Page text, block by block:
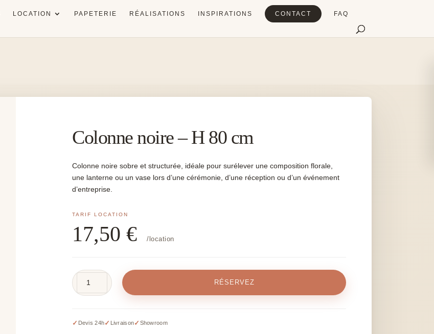
LOCATION PAPETERIE RÉALISATIONS INSPIRATIONS CONTACT FAQ
Colonne noire – H 80 cm
Colonne noire sobre et structurée, idéale pour surélever une composition florale,
une lanterne ou un vase lors d’une cérémonie, d’une réception ou d’un événement
d’entreprise.
17,50€ /location
–
RÉSERVEZ
✓ Devis 24h✓ Livraison✓ Showroom